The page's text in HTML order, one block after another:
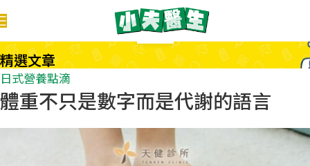
精選文章
日式營養點滴
體重不只是數字而是代謝的語言
30
3 月